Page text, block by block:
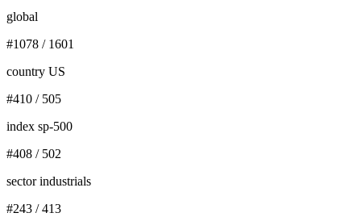
global
#1078 / 1601
country US
#410 / 505
index sp-500
#408 / 502
sector industrials
#243 /413